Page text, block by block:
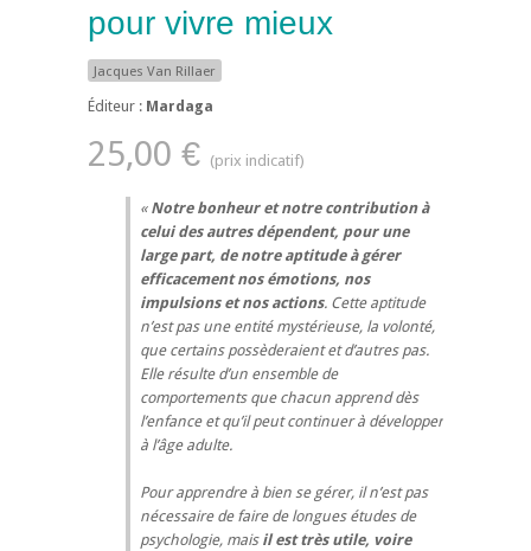
pour vivre mieux
Jacques Van Rillaer
Éditeur : Mardaga
25,00 €
Notre bonheur et notre contribution à
celui des autres dépendent, pour une
large part, de notre aptitude à gérer
efficacement nos émotions, nos
impulsions et nos actions. Cette aptitude
n’est pas une entité mystérieuse, la volonté,
que certains possèderaient et d’autres pas.
Elle résulte d’un ensemble de
comportements que chacun apprend dès
l’enfance et qu’il peut continuer à développer
à l’âge adulte.
Pour apprendre à bien se gérer, il n’est pas
nécessaire de faire de longues études de
psychologie, mais il est très utile, voire